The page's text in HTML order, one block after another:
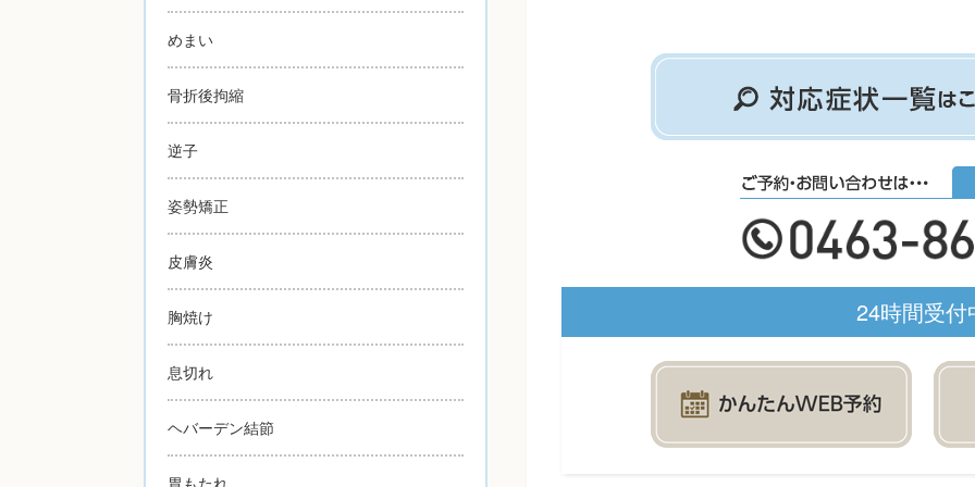
24時間受付
めまい
骨折後拘縮
逆子
姿勢矯正
皮膚炎
胸焼け
息切れ
ヘバーデン結節